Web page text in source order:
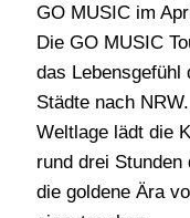
GO MUSIC im
Die GO MUSIC
das Lebensgefühl
Städte nach
Weltlage lädt die
rund drei
die goldene Ära